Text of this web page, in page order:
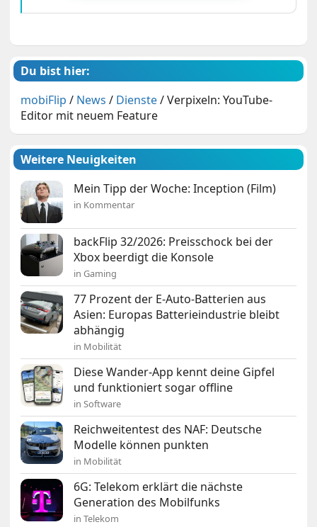
Du bist hier:
mobiFlip / News / Dienste/Verpixeln: YouTube-
Editor mit neuem Feature
Weitere Neuigkeiten
Mein Tipp der Woche: Inception (Film)
in Kommentar
backFlip 32/2026: Preisschock bei der
Xbox beerdigt die Konsole
in Gaming
77 Prozent der E-Auto-Batterien aus
Asien: Europas Batterieindustrie bleibt
abhängig
in Mobilität
Diese Wander-App kennt deine Gipfel
und funktioniert sogar offline
in Software
Reichweitentest des NAF: Deutsche
Modelle können punkten
in Mobilität
6G: Telekom erklärt die nächste
Generation des Mobilfunks
in Telekom